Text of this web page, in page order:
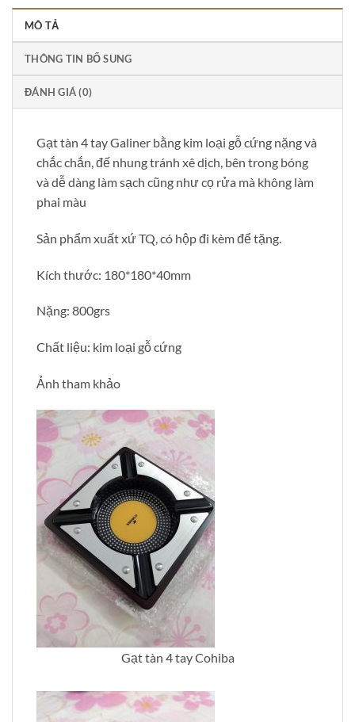
MÔ TẢ
THÔNG TIN BỔ SUNG
ĐÁNH GIÁ (0)
Gạt tàn 4 tay Galiner bằng kim loại gỗ cứng nặng và
chắc chắn, đế nhung tránh xê dịch, bên trong bóng
và dễ dàng làm sạch cũng như cọ rửa mà không làm
phai màu
Sản phẩm xuất xứ TQ, có hộp đi kèm để tặng.
Kích thước: 180*180*40mm
Nặng: 800grs
Chất liệu: kim loại gỗ cứng
Ảnh tham khảo
Gạt tàn 4 tay Cohiba